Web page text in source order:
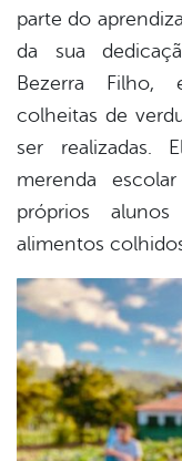
parte do
da sua
Bezerra Filho,
colheitas de
ser realizadas.
merenda
próprios
alimentos